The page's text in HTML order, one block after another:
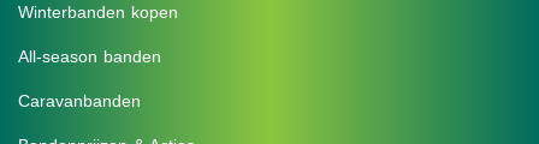
Winterbanden kopen
All-season banden
Caravanbanden